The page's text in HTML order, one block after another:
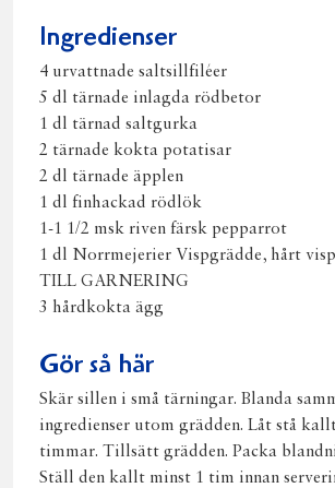
Ingredienser
4 urvattnade saltsillfiléer
5 dl tärnade inlagda rödbetor
1 dl tärnad saltgurka
2 tärnade kokta potatisar
2 dl tärnade äpplen
1 dl finhackad rödlök
1-1 1/2 msk riven färsk pepparrot
1 dl Norrmejerier Vispgrädde, hårt
TILL GARNERING
3 hårdkokta ägg
Gör så här
Skär sillen i små tärningar. Blanda
ingredienser utom grädden. Låt stå
timmar. Tillsätt grädden. Packa
Ställ den kallt minst 1 tim innan